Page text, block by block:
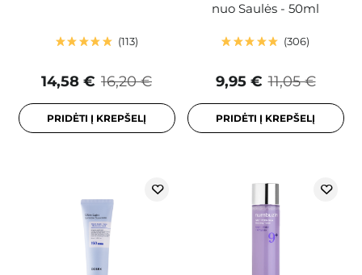
113
16,20 €
14,58 €
PRIDĖTI Į KREPŠELĮ
nuo Saulės - 50ml
306
11,05 €
9,95 €
PRIDĖTI Į KREPŠELĮ